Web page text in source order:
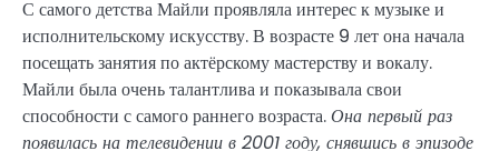
С самого детства Майли проявляла интерес к музыке и
исполнительскому искусству. В возрасте 9 лет она начала
посещать занятия по актёрскому мастерству и вокалу.
Майли была очень талантлива и показывала свои
способности с самого раннего возраста.Она первый раз
появилась на телевидении в 2001 году, снявшись в эпизоде